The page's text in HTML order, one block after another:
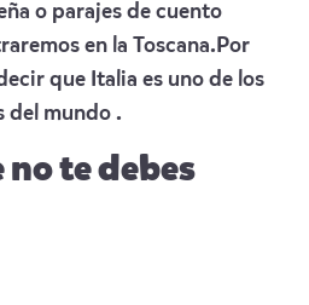
o parajes de cuento
en la Toscana.Por
que Italia es uno de los
del mundo .
no te debes